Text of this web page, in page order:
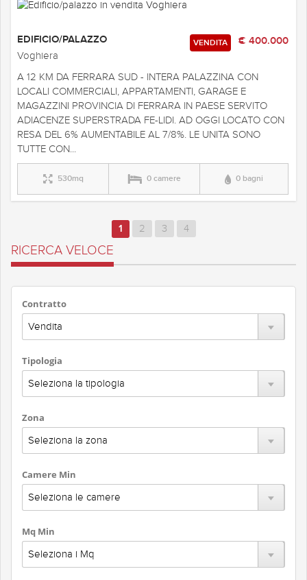
€ 400.000
VENDITA
EDIFICIO/PALAZZO
Voghiera
A 12 KM DA FERRARA SUD - INTERA PALAZZINA CON
LOCALI COMMERCIALI, APPARTAMENTI, GARAGE E
MAGAZZINI PROVINCIA DI FERRARA IN PAESE SERVITO
ADIACENZE SUPERSTRADA FE-LIDI. AD OGGI LOCATO CON
RESA DEL 6% AUMENTABILE AL 7/8%. LE UNITA SONO
TUTTE CON...
530mq 0 camere 0 bagni
1 2 3 4
RICERCA VELOCE
Contratto
Tipologia
Zona
Camere Min
Mq Min